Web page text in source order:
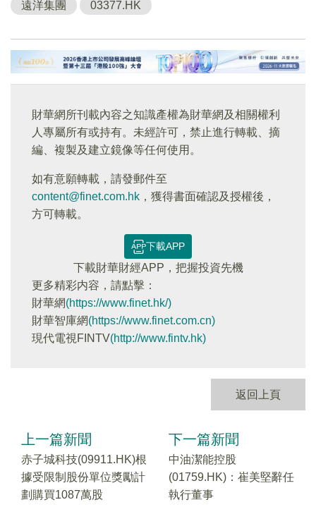
遠洋集團 03377.HK
財華網所刊載內容之知識產權為財華網及相關權利
人專屬所有或持有。未經許可，禁止進行轉載、摘
編、複製及建立鏡像等任何使用。
如有意願轉載，請發郵件至
content@finet.com.hk ，獲得書面確認及授權後，
方可轉載。
下載APP
下載財華財經APP，把握投資先機
更多精彩内容，請點擊：
財華網(https://www.finet.hk/)
財華智庫網(https://www.finet.com.cn)
現代電視FINTV(http://www.fintv.hk)
返回上頁
上一篇新聞
赤子城科技(09911.HK)根
據受限制股份單位獎勵計
劃購買1087萬股
下一篇新聞
中油潔能控股
(01759.HK)：崔美堅辭任
執行董事